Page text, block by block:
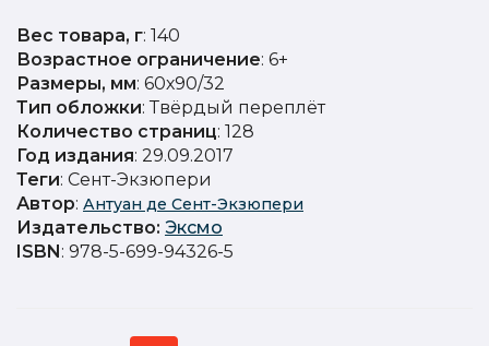
Вес товара, г: 140
Возрастное ограничение: 6+
Размеры, мм: 60х90/32
Тип обложки: Твёрдый переплёт
Количество страниц: 128
Год издания: 29.09.2017
Теги: Сент-Экзюпери
Автор: Антуан де Сент-Экзюпери
Издательство: Эксмо
ISBN: 978-5-699-94326-5